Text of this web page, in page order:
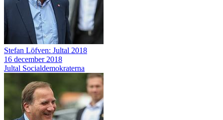
Stefan Löfven: Jultal 2018
16 december 2018
Jultal Socialdemokraterna